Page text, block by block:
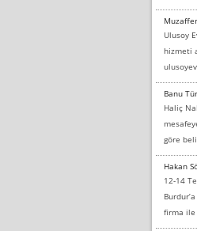
Ulusoy
hizmeti
Banu
Haliç
göre
Hakan
12-14
firma ile